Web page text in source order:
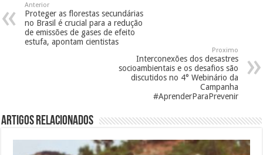
Anterior
Proteger as florestas secundárias
no Brasil é crucial para a redução
de emissões de gases de efeito
estufa, apontam cientistas
Proximo
Interconexões dos desastres
socioambientais e os desafios são
discutidos no 4° Webinário da
Campanha
#AprenderParaPrevenir
Artigos Relacionados